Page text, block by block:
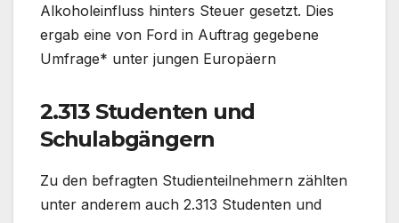
Alkoholeinfluss hinters Steuer gesetzt. Dies
ergab eine von Ford in Auftrag gegebene
Umfrage* unter jungen Europäern
2.313 Studenten und
Schulabgängern
Zu den befragten Studienteilnehmern zählten
unter anderem auch 2.313 Studenten und